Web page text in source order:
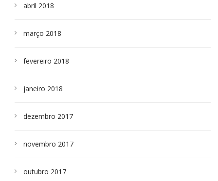
abril 2018
março 2018
fevereiro 2018
janeiro 2018
dezembro 2017
novembro 2017
outubro 2017